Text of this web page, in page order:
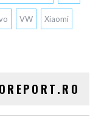
VW Xiaomi